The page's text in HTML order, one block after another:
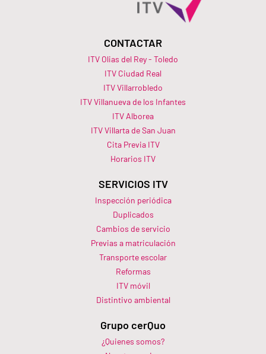
CONTACTAR
ITV Olias del Rey - Toledo
ITV Ciudad Real
ITV Villarrobledo
ITV Villanueva de los Infantes
ITV Alborea
ITV Villarta de San Juan
Cita Previa ITV
Horarios ITV​
SERVICIOS ITV
Inspección periódica
Duplicados
Cambios de servicio
Previas a matriculación
Transporte escolar
Reformas
ITV móvil
Distintivo ambiental
Grupo cerQuo
¿Quienes somos?